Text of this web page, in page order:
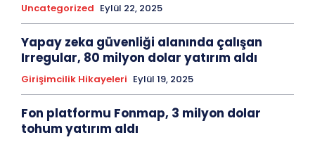
Uncategorized Eylül 22, 2025
Yapay zeka güvenliği alanında çalışan
Irregular, 80 milyon dolar yatırım aldı
Girişimcilik Hikayeleri Eylül 19, 2025
Fon platformu Fonmap, 3 milyon dolar
tohum yatırım aldı